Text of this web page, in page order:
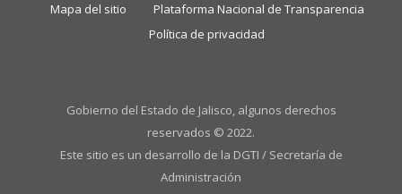
Mapa del sitio
Plataforma Nacional de Transparencia
Política de privacidad
Gobierno del Estado de Jalisco, algunos derechos
reservados © 2022.
Este sitio es un desarrollo de la DGTI / Secretaría de
Administración